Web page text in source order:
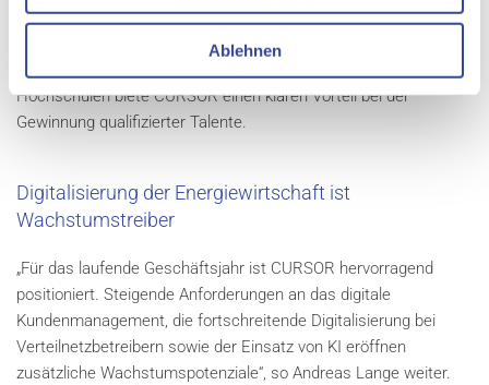
Ablehnen
Thomas Rühl. Besonders erfreulich sei, dass sich diese Kultur
herumspricht und in Bewerber-Portalen sichtbar ist. Die
intensive Zusammenarbeit mit den mittelhessischen
Hochschulen biete CURSOR einen klaren Vorteil bei der
Gewinnung qualifizierter Talente.
Digitalisierung der Energiewirtschaft ist
Wachstumstreiber
„Für das laufende Geschäftsjahr ist CURSOR hervorragend
positioniert. Steigende Anforderungen an das digitale
Kundenmanagement, die fortschreitende Digitalisierung bei
Verteilnetzbetreibern sowie der Einsatz von KI eröffnen
zusätzliche Wachstumspotenziale“, so Andreas Lange weiter.